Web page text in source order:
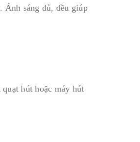
. Ánh sáng đủ, đều giúp
hút hoặc máy hút